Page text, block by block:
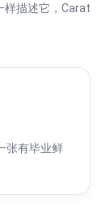
样描述它，Carat
张有毕业鲜